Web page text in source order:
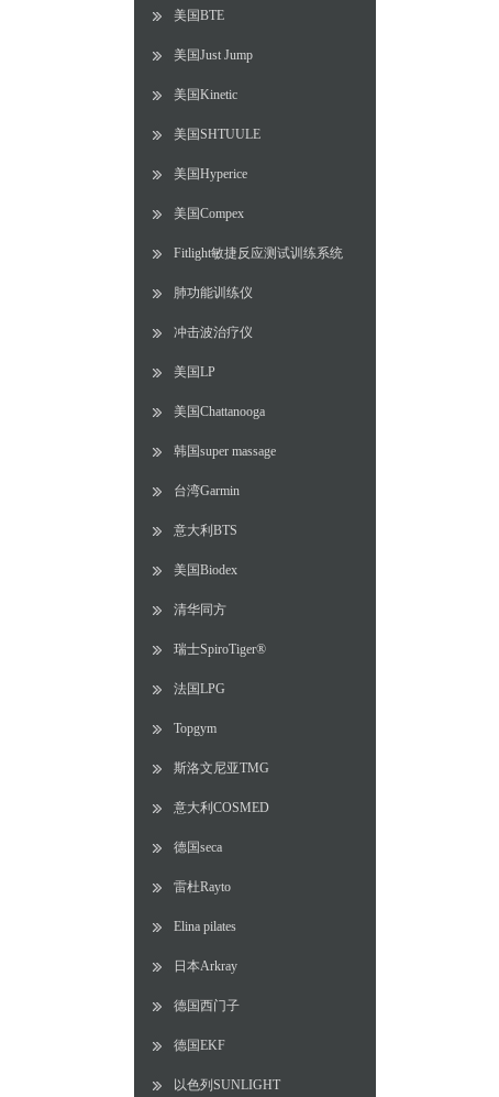
美国BTE
美国Just Jump
美国Kinetic
美国SHTUULE
美国Hyperice
美国Compex
Fitlight敏捷反应测试训练系统
肺功能训练仪
冲击波治疗仪
美国LP
美国Chattanooga
韩国super massage
台湾Garmin
意大利BTS
美国Biodex
清华同方
瑞士SpiroTiger®
法国LPG
Topgym
斯洛文尼亚TMG
意大利COSMED
德国seca
雷杜Rayto
Elina pilates
日本Arkray
德国西门子
德国EKF
以色列SUNLIGHT